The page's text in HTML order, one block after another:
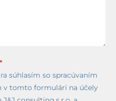
súhlasím so spracúvaním
v tomto formulári na účely